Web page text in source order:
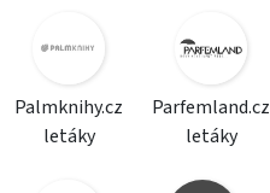
Palmknihy.cz
letáky
Parfemland.cz
letáky